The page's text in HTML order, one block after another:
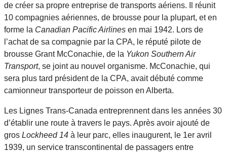
de créer sa propre entreprise de transports aériens. Il réunit
10 compagnies aériennes, de brousse pour la plupart, et en
forme la Canadian Pacific Airlines en mai 1942. Lors de
l’achat de sa compagnie par la CPA, le réputé pilote de
brousse Grant McConachie, de la Yukon Southern Air
Transport, se joint au nouvel organisme. McConachie, qui
sera plus tard président de la CPA, avait débuté comme
camionneur transporteur de poisson en Alberta.
Les Lignes Trans-Canada entreprennent dans les années 30
d’établir une route à travers le pays. Après avoir ajouté de
gros Lockheed 14 à leur parc, elles inaugurent, le 1er avril
1939, un service transcontinental de passagers entre